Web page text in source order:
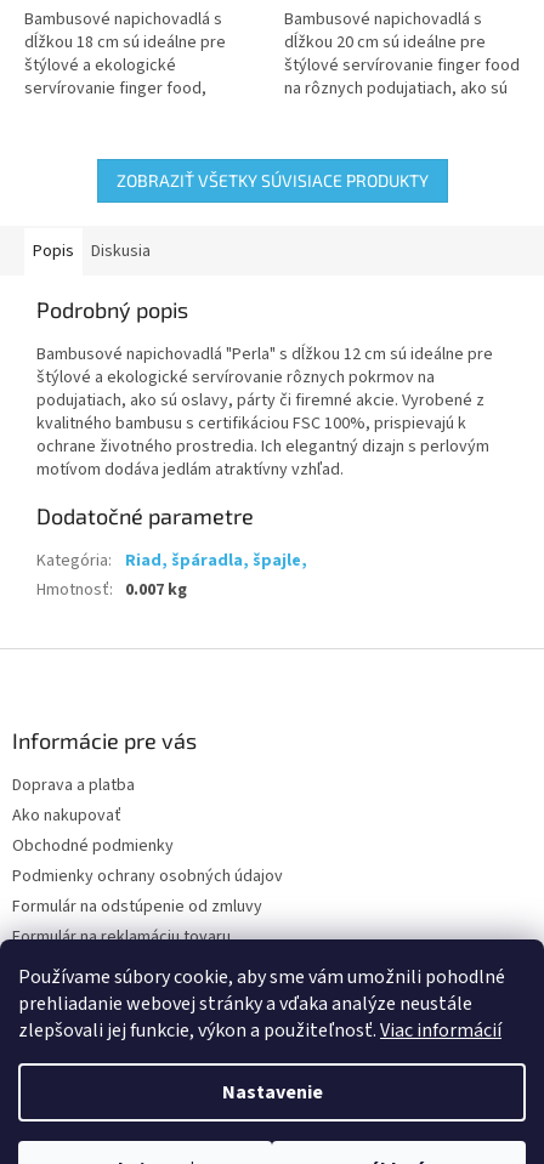
Používame súbory cookie, aby sme vám umožnili pohodlné
prehliadanie webovej stránky a vďaka analýze neustále
zlepšovali jej funkcie, výkon a použiteľnosť.Viac informácií
Nastavenie
Bambusové napichovadlá s
dĺžkou 18 cm sú ideálne pre
štýlové a ekologické
servírovanie finger food,
certifikovaného bambusu,...
Bambusové napichovadlá s
dĺžkou 20 cm sú ideálne pre
štýlové servírovanie finger food
na rôznych podujatiach, ako sú
ZOBRAZIŤ VŠETKY SÚVISIACE PRODUKTY
Popis Diskusia
Podrobný popis
Bambusové napichovadlá "Perla" s dĺžkou 12 cm sú ideálne pre
štýlové a ekologické servírovanie rôznych pokrmov na
podujatiach, ako sú oslavy, párty či firemné akcie. Vyrobené z
kvalitného bambusu s certifikáciou FSC 100%, prispievajú k
ochrane životného prostredia. Ich elegantný dizajn s perlovým
motívom dodáva jedlám atraktívny vzhľad.
Dodatočné parametre
Kategória:
Riad, špáradla, špajle,
Hmotnosť: 0.007 kg
Informácie pre vás
Doprava a platba
Ako nakupovať
Obchodné podmienky
Podmienky ochrany osobných údajov
Formulár na odstúpenie od zmluvy
Formulár na reklamáciu tovaru
Kontakty
Copyright 2026www.hygart.sk. Všetky práva vyhradené.Upraviť